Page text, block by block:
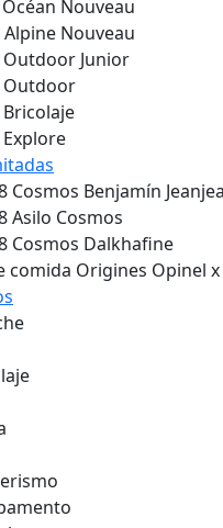
Nouveau
Alpine Nouveau
Outdoor Junior
Outdoor
Bricolaje
Explore
Cosmos Benjamín
Asilo Cosmos
Cosmos Dalkhafine
comida Origines Opinel